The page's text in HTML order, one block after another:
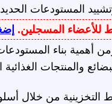
المستودعات
للأعضاء المسجلين.
أهمية بناء
والمنتجات الغذائية
التخزينية من خلال